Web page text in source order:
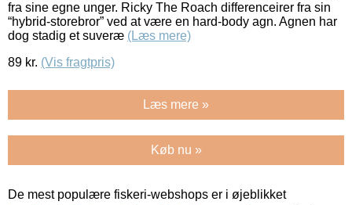
fra sine egne unger. Ricky The Roach differenceirer fra sin
“hybrid-storebror” ved at være en hard-body agn. Agnen har
dog stadig et suveræ (Læs mere)
89 kr. (Vis fragtpris)
Læs mere »
Køb nu »
De mest populære fiskeri-webshops er i øjeblikket